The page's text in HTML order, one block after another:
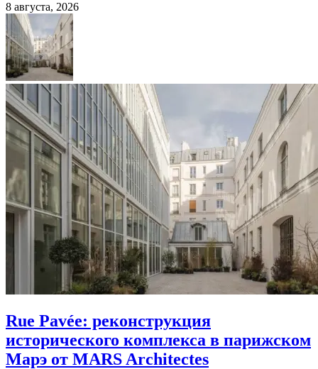
8 августа, 2026
Rue Pavée: реконструкция
исторического комплекса в парижском
Марэ от MARS Architectes